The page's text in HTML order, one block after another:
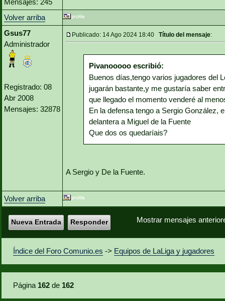
Mensajes: 245
Volver arriba
Gsus77
Administrador
Registrado: 08
Abr 2008
Mensajes: 32878
Publicado: 14 Ago 2024 18:40 Título del mensaje:
Pivanooooo escribió:
Buenos días,tengo varios jugadores del
jugarán bastante,y me gustaría saber
que llegado el momento venderé al
En la defensa tengo a Sergio González,
delantera a Miguel de la Fuente
Que dos os quedaríais?
A Sergio y De la Fuente.
Volver arriba
Mostrar mensajes
Nueva Entrada Responder
Índice del Foro Comunio.es -> Equipos de LaLiga y jugadores
Página 162 de 162